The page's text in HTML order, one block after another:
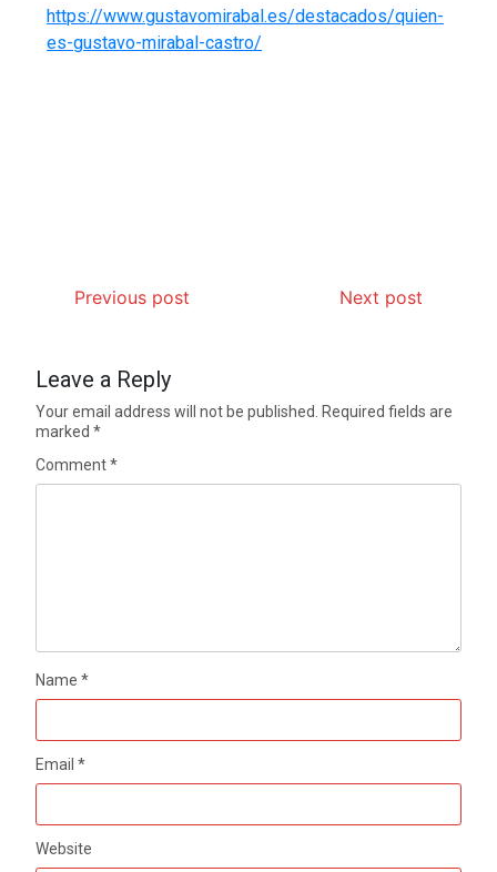
https://www.gustavomirabal.es/destacados/quien-
es-gustavo-mirabal-castro/
Previous post Next post
Leave a Reply
Your email address will not be published. Required fields are
marked*
Comment*
Name*
Email*
Website